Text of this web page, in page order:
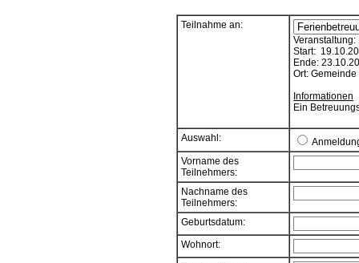
Teilnahme an:
Start:
Ende:
Ort:
Informationen
Ein
Auswahl:
Vorname des
Teilnehmers:
Nachname des
Teilnehmers:
Geburtsdatum:
Wohnort: